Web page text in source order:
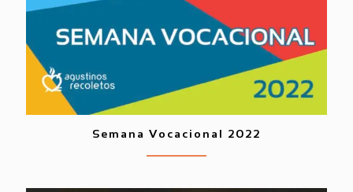
Semana Vocacional 2022